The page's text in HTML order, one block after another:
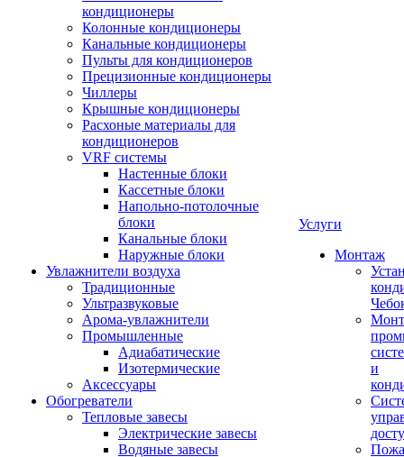
кондиционеры
Колонные кондиционеры
Канальные кондиционеры
Пульты для кондиционеров
Прецизионные кондиционеры
Чиллеры
Крышные кондиционеры
Расхоные материалы для
кондиционеров
VRF системы
Настенные блоки
Кассетные блоки
Напольно-потолочные
блоки
Канальные блоки
Наружные блоки
Увлажнители воздуха
Традиционные
Ультразвуковые
Арома-увлажнители
Промышленныe
Адиабатические
Изотермические
Аксессуары
Обогреватели
Тепловые завесы
Электрические завесы
Водяные завесы
Услуги
Монтаж
и